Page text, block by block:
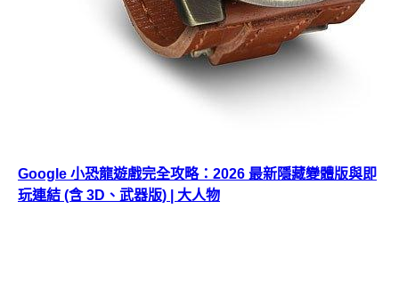
Google 小恐龍遊戲完全攻略：2026 最新隱藏變體版與即
玩連結 (含 3D、武器版) | 大人物